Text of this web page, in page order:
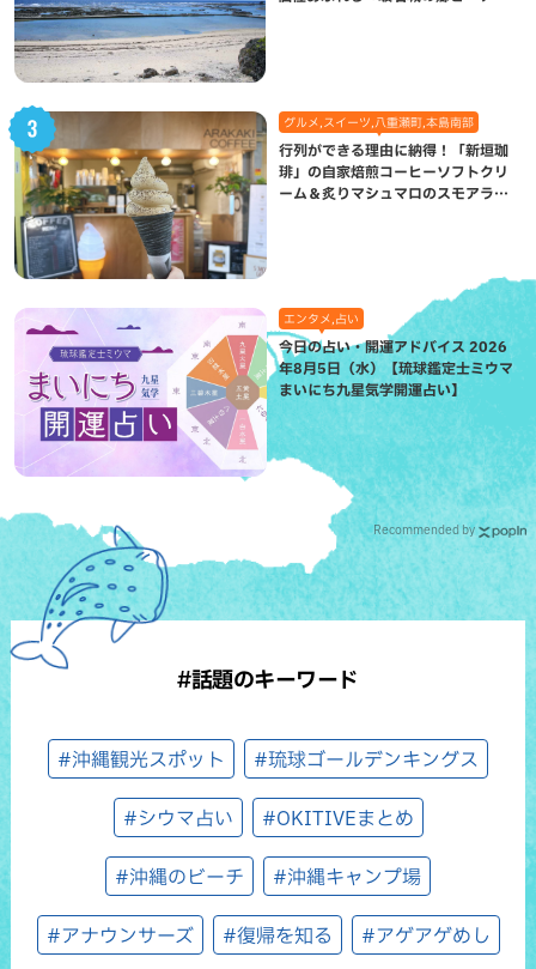
グルメ,スイーツ,八重瀬町,本島南部
行列ができる理由に納得！「新垣珈
琲」の自家焙煎コーヒーソフトクリ
ーム＆炙りマシュマロのスモアラテ
エンタメ,占い
今日の占い・開運アドバイス 2026
年8月5日（水）【琉球鑑定士ミウマ
まいにち九星気学開運占い】
Recommended by
#話題のキーワード
#沖縄観光スポット #琉球ゴールデンキングス
#シウマ占い #OKITIVEまとめ
#沖縄のビーチ #沖縄キャンプ場
#アナウンサーズ #復帰を知る #アゲアゲめし